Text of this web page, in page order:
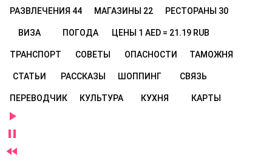
РАЗВЛЕЧЕНИЯ 44 МАГАЗИНЫ 22 РЕСТОРАНЫ 30
ВИЗА ПОГОДА ЦЕНЫ 1 AED = 21.19 RUB
ТРАНСПОРТ СОВЕТЫ ОПАСНОСТИ ТАМОЖНЯ
СТАТЬИ РАССКАЗЫ ШОППИНГ СВЯЗЬ
ПЕРЕВОДЧИК КУЛЬТУРА КУХНЯ КАРТЫ


